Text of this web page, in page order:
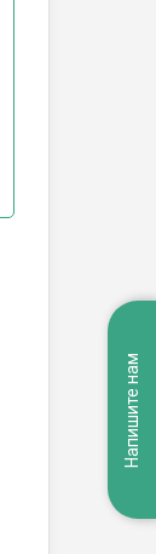
Напишите нам